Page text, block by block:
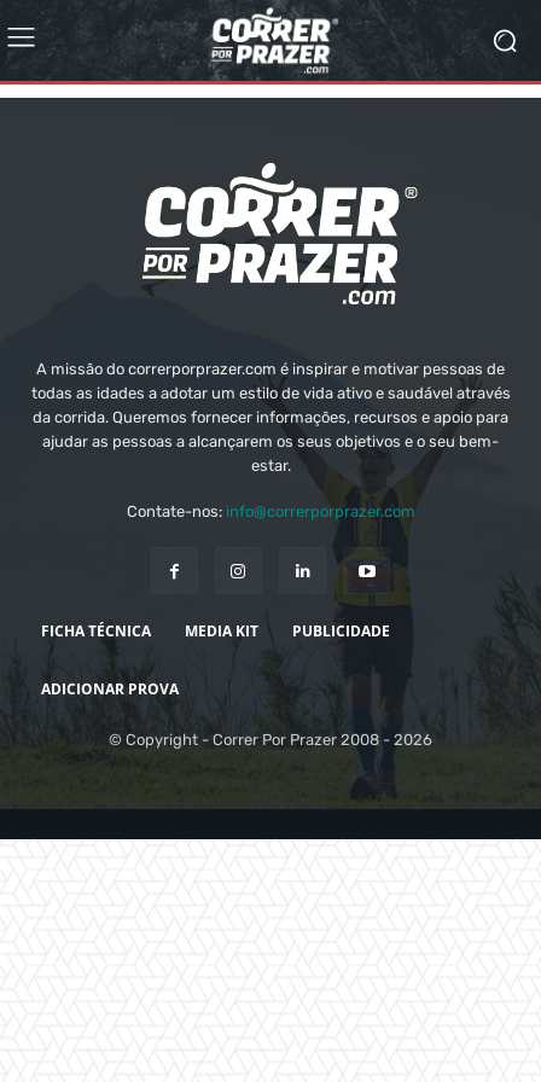
A missão do correrporprazer.com é inspirar e motivar pessoas de
todas as idades a adotar um estilo de vida ativo e saudável através
da corrida. Queremos fornecer informações, recursos e apoio para
ajudar as pessoas a alcançarem os seus objetivos e o seu bem-
estar.
Contate-nos: info@correrporprazer.com
FICHA TÉCNICA MEDIA KIT PUBLICIDADE
ADICIONAR PROVA
© Copyright - Correr Por Prazer 2008 - 2026